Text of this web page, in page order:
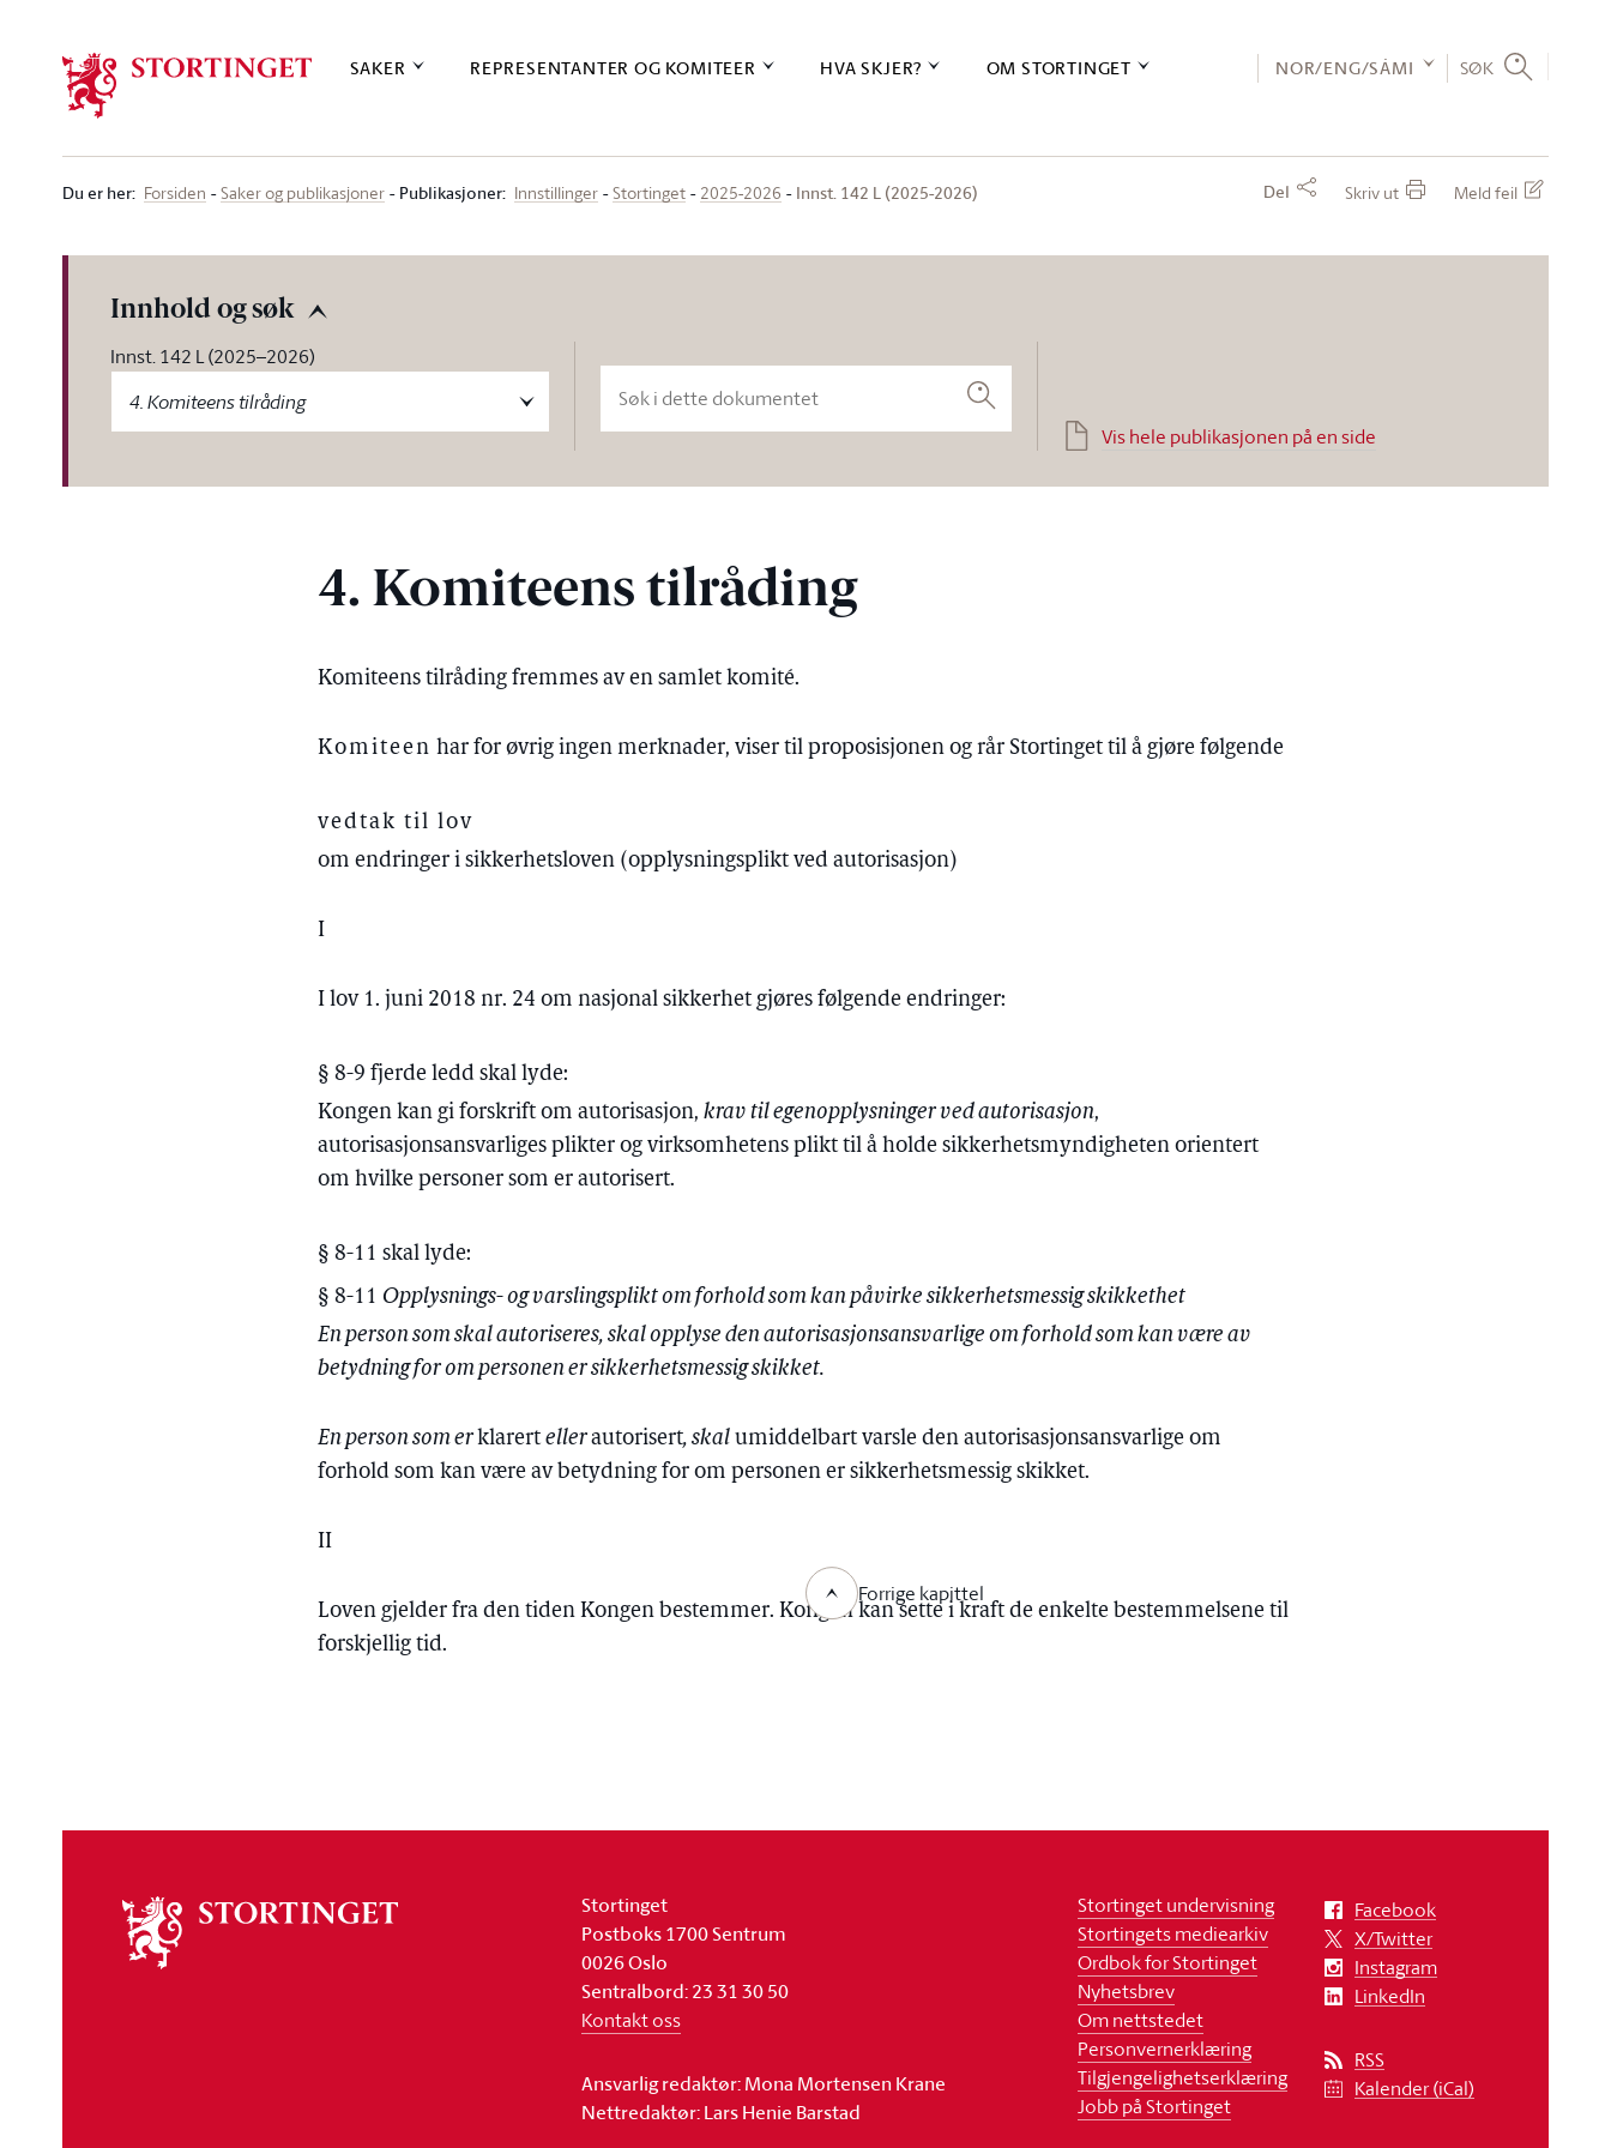
SAKER REPRESENTANTER OG KOMITEER HVA SKJER? OM STORTINGET NOR/ENG/SÁMI SØK
Du er her: Forsiden Saker og publikasjoner Publikasjoner: Innstillinger Stortinget 2025-2026 Innst. 142 L (2025-2026) Del Skriv ut Meld feil
Innhold og søk
Innst. 142 L (2025–2026)
4. Komiteens tilråding
Søk
Vis hele publikasjonen på en side
4. Komiteens tilråding
Komiteens tilråding fremmes av en samlet komité.
Komiteen har for øvrig ingen merknader, viser til proposisjonen og rår Stortinget til å gjøre følgende
vedtak til lov
om endringer i sikkerhetsloven (opplysningsplikt ved autorisasjon)
I
I lov 1. juni 2018 nr. 24 om nasjonal sikkerhet gjøres følgende endringer:
§ 8-9 fjerde ledd skal lyde:
Kongen kan gi forskrift om autorisasjon,krav til egenopplysninger ved autorisasjon,
autorisasjonsansvarliges plikter og virksomhetens plikt til å holde sikkerhetsmyndigheten orientert
om hvilke personer som er autorisert.
§ 8-11 skal lyde:
§ 8-11Opplysnings- og varslingsplikt om forhold som kan påvirke sikkerhetsmessig skikkethet
En person som skal autoriseres, skal opplyse den autorisasjonsansvarlige om forhold som kan være av
betydning for om personen er sikkerhetsmessig skikket.
En person som erklarertellerautorisert, skal umiddelbart varsle den autorisasjonsansvarlige om
forhold som kan være av betydning for om personen er sikkerhetsmessig skikket.
II
Loven gjelder fra den tiden Kongen bestemmer. Kongen kan sette i kraft de enkelte bestemmelsene til
forskjellig tid.
Forrige kapittel
stortinget
Stortinget
Postboks 1700 Sentrum
0026 Oslo
Sentralbord: 23 31 30 50
Kontakt oss
Ansvarlig redaktør: Mona Mortensen Krane
Nettredaktør: Lars Henie Barstad
Stortinget undervisning
Stortingets mediearkiv
Ordbok for Stortinget
Nyhetsbrev
Om nettstedet
Personvernerklæring
Tilgjengelighetserklæring
Jobb på Stortinget
Facebook
X/Twitter
Instagram
LinkedIn
RSS
Kalender (iCal)